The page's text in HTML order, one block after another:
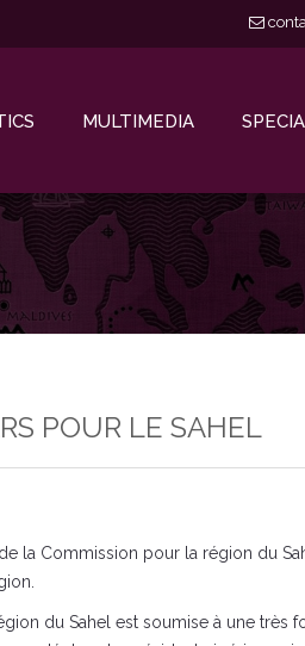
MULTIMEDIA
POUR LE SAHEL
la Commission pour la région du
du Sahel est soumise à une très